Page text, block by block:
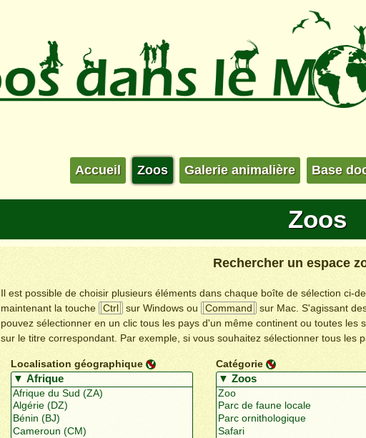
Accueil Zoos Galerie animalière Base
Zoos
Rechercher un espace
Il est possible de choisir plusieurs éléments dans chaque boîte de sélection ci-
maintenant la touche
Ctrl sur Windows ou Command
sur Mac. S'agissant
pouvez sélectionner en un clic tous les pays d'un même continent ou toutes
sur le titre correspondant. Par exemple, si vous souhaitez sélectionner tous les
Localisation géographique Catégorie